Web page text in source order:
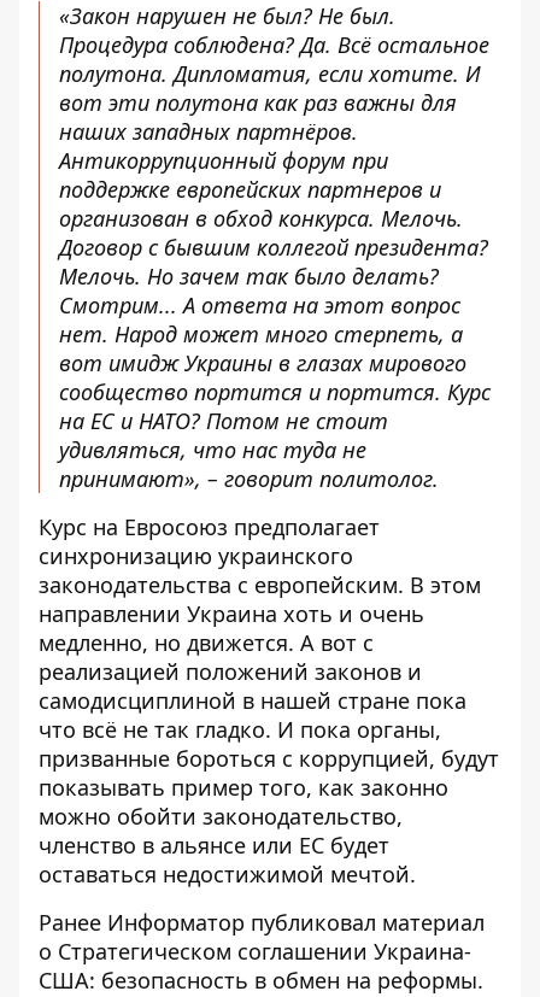
«Закон нарушен не был? Не был.
Процедура соблюдена? Да. Всё остальное
полутона. Дипломатия, если хотите. И
вот эти полутона как раз важны для
наших западных партнёров.
Антикоррупционный форум при
поддержке европейских партнеров и
организован в обход конкурса. Мелочь.
Договор с бывшим коллегой президента?
Мелочь. Но зачем так было делать?
Смотрим... А ответа на этот вопрос
нет. Народ может много стерпеть, а
вот имидж Украины в глазах мирового
сообщество портится и портится. Курс
на ЕС и НАТО? Потом не стоит
удивляться, что нас туда не
принимают», – говорит политолог.
Курс на Евросоюз предполагает
синхронизацию украинского
законодательства с европейским. В этом
направлении Украина хоть и очень
медленно, но движется. А вот с
реализацией положений законов и
самодисциплиной в нашей стране пока
что всё не так гладко. И пока органы,
призванные бороться с коррупцией, будут
показывать пример того, как законно
можно обойти законодательство,
членство в альянсе или ЕС будет
оставаться недостижимой мечтой.
Ранее Информатор публиковал материал
о Стратегическом соглашении Украина-
США: безопасность в обмен на реформы.